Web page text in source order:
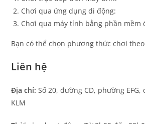
Chơi qua ứng dụng di động:
Chơi qua máy tính bằng phần mềm
Bạn có thể chọn phương thức chơi
Liên hệ
Địa chỉ: Số 20, đường CD, phường
KLM